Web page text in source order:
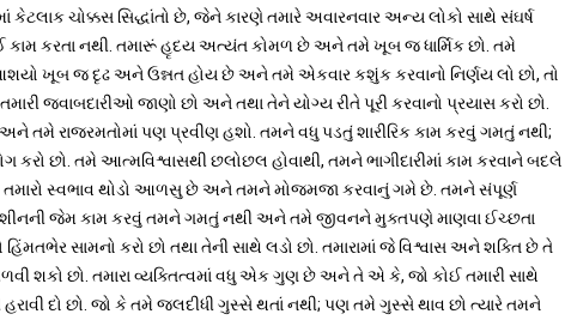
કેટલાક ચોક્કસ સિદ્ધાંતો છે, જેને કારણે તમારે અવારનવાર અન્ય લોકો સાથે સંઘર્ષ
કામ કરતા નથી. તમારૂં હૃદય અત્યંત કોમળ છે અને તમે ખૂબ જ ધાર્મિક છો. તમે
આશયો ખૂબ જ દૃઢ અને ઉન્નત હોય છે અને તમે એકવાર કશુંક કરવાનો નિર્ણય લો છો, તો
જવાબદારીઓ જાણો છો અને તથા તેને યોગ્ય રીતે પૂરી કરવાનો પ્રયાસ કરો છો.
અને તમે રાજરમતોમાં પણ પ્રવીણ હશો. તમને વધુ પડતું શારીરિક કામ કરવું ગમતું નથી;
છો. તમે આત્મવિશ્વાસથી છલોછલ હોવાથી, તમને ભાગીદારીમાં કામ કરવાને બદલે
સ્વભાવ થોડો આળસુ છે અને તમને મોજમજા કરવાનું ગમે છે. તમને સંપૂર્ણ
જેમ કામ કરવું તમને ગમતું નથી અને તમે જીવનને મુક્તપણે માણવા ઈચ્છતા
સામનો કરો છો તથા તેની સાથે લડો છો. તમારામાં જે વિશ્વાસ અને શક્તિ છે તે
શકો છો. તમારા વ્યક્તિત્વમાં વધુ એક ગુણ છે અને તે એ કે, જો કોઈ તમારી સાથે
દો છો. જો કે તમે જલદીધી ગુસ્સે થતાં નથી; પણ તમે ગુસ્સે થાવ છો ત્યારે તમને